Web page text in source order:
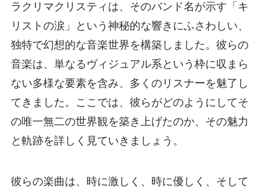
ラクリマクリスティは、そのバンド名が示す「キ
リストの涙」という神秘的な響きにふさわしい、
独特で幻想的な音楽世界を構築しました。彼らの
音楽は、単なるヴィジュアル系という枠に収まら
ない多様な要素を含み、多くのリスナーを魅了し
てきました。ここでは、彼らがどのようにしてそ
の唯一無二の世界観を築き上げたのか、その魅力
と軌跡を詳しく見ていきましょう。
彼らの楽曲は、時に激しく、時に優しく、そして